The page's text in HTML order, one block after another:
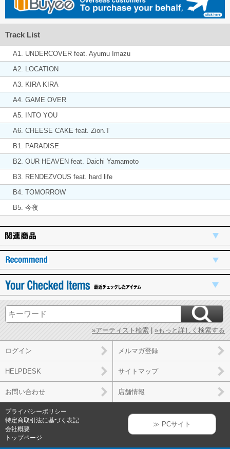
Track List
A1. UNDERCOVER feat. Ayumu Imazu
A2. LOCATION
A3. KIRA KIRA
A4. GAME OVER
A5. INTO YOU
A6. CHEESE CAKE feat. Zion.T
B1. PARADISE
B2. OUR HEAVEN feat. Daichi Yamamoto
B3. RENDEZVOUS feat. hard life
B4. TOMORROW
B5. 今夜
»アーティスト検索 | »もっと詳しく検索する
ログイン メルマガ登録
HELPDESK サイトマップ
お問い合わせ 店舗情報
プライバシーポリシー
特定商取引法に基づく表記
会社概要
トップページ
≫ PCサイト